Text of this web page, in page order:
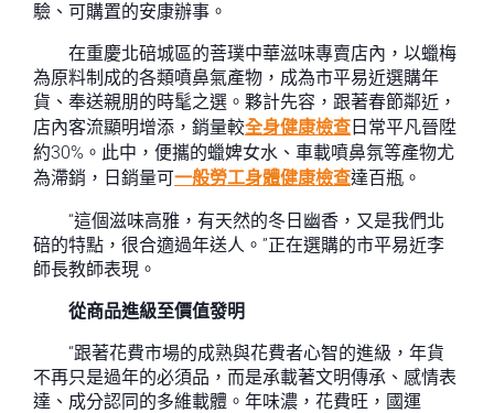
驗、可購置的安康辦事。
在重慶北碚城區的菩璞中華滋味專賣店內，以蠟梅
為原料制成的各類噴鼻氣產物，成為市平易近選購年
貨、奉送親朋的時髦之選。夥計先容，跟著春節鄰近，
店內客流顯明增添，銷量較全身健康檢查 日常平凡晉陞
約30%。此中，便攜的蠟婢女水、車載噴鼻氛等產物尤
為滯銷，日銷量可一般勞工身體健康檢查達百瓶。
“這個滋味高雅，有天然的冬日幽香，又是我們北
碚的特點，很合適過年送人。”正在選購的市平易近李
師長教師表現。
從商品進級至價值發明
“跟著花費市場的成熟與花費者心智的進級，年貨
不再只是過年的必須品，而是承載著文明傳承、感情表
達、成分認同的多維載體。年味濃，花費旺，國運